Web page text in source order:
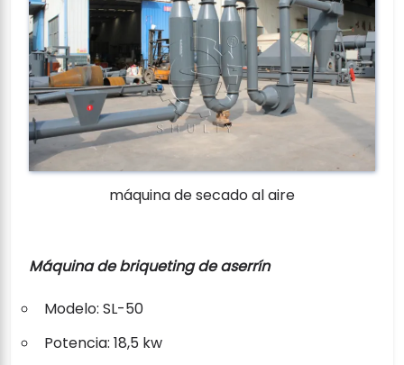
máquina de secado al aire
Máquina de briqueting de aserrín
Modelo: SL-50
Potencia: 18,5 kw